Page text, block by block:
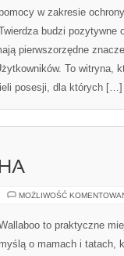
w zakresie
budzi pozytywne
pierwszorzędne
To witryna,
posesji, dla których […]
MOŻLIWOŚĆ
to praktyczne
myślą o mamach i tatach,